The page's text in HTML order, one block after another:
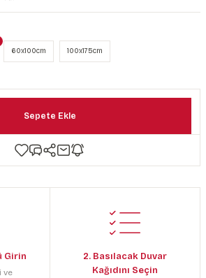
60x100cm 100x175cm
Sepete Ekle
Girin
ve
2. Basılacak Duvar
Kağıdını Seçin